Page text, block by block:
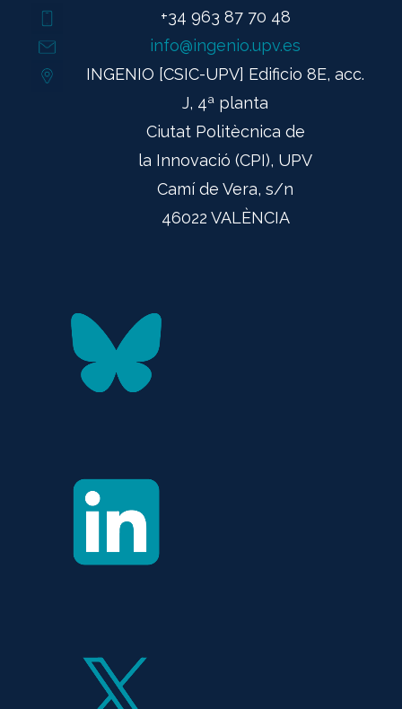
+34 963 87 70 48
info@ingenio.upv.es
INGENIO [CSIC-UPV] Edificio 8E, acc.
J, 4ª planta
Ciutat Politècnica de
la Innovació (CPI), UPV
Camí de Vera, s/n
46022 VALÈNCIA